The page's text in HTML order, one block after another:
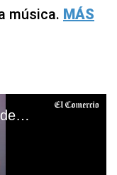
música. MÁS
TROME - Britney Alfaro condenada a 10 años de prisión por tráfico ilícito de drogas